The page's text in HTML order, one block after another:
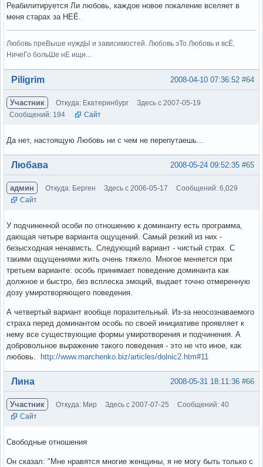
Реабилитируется Ли любовь, каждое новое покаление вселяет в
меня старах за НЕЁ.
Любовь преВыше нуждЫ и зависимостей. Любовь эТо Любовь и всЁ.
НичеГо больШе нЕ ищи...
Вне форума #64
2008-04-10 07:36:52
Piligrim
Участник Откуда: Екатеринбург
Здесь с 2007-05-19
Сообщений: 194
Сайт
Да нет, настоящую Любовь ни с чем не перепутаешь...
Вне форума #65
2008-05-24 09:52:35
Любава
админ Откуда: Берген Здесь с 2006-05-17
Сообщений: 6,029
Сайт
У подчиненной особи по отношению к доминанту есть программа,
дающая четыре варианта ощущений. Самый резкий из них -
безысходная ненависть. Следующий вариант - чистый страх. С
такими ощущениями жить очень тяжело. Многое меняется при
третьем варианте: особь принимает поведение доминанта как
должное и быстро, без всплеска эмоций, выдает точно отмеренную
дозу умиротворяющего поведения.
А четвертый вариант вообще поразительный. Из-за неосознаваемого
страха перед доминантом особь по своей инициативе проявляет к
нему все существующие формы умиротворения и подчинения. А
добровольное выражение такого поведения - это не что иное, как
любовь.
http://www.marchenko.biz/articles/dolnic2.htm#11
Вне форума #66
2008-05-31 18:11:36
Лина
Участник Откуда: Мир Здесь с 2007-07-25
Сообщений: 40
Сайт
Свободные отношения
Он сказал: "Мне нравятся многие женщины, я не могу быть только с